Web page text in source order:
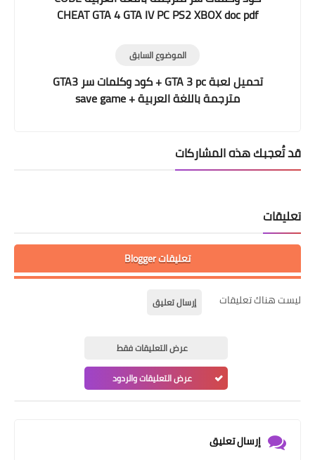
CHEAT GTA 4 GTA IV PC PS2 XBOX doc pdf
الموضوع السابق
تحميل لعبة GTA 3 pc + كود وكلمات سر GTA3
مترجمة باللغة العربية + save game
قد تُعجبك هذه المشاركات
تعليقات
تعليقات Blogger
ليست هناك تعليقات إرسال تعليق
عرض التعليقات فقط
عرض التعليقات والردود
إرسال تعليق